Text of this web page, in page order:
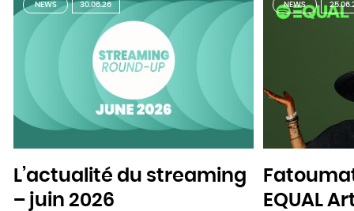
NEWS 30.06.26
L’actualité du streaming
– juin 2026
NEWS
EQUAL